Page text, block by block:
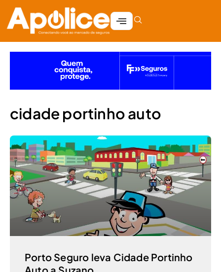
cidade portinho auto
Porto Seguro leva Cidade Portinho